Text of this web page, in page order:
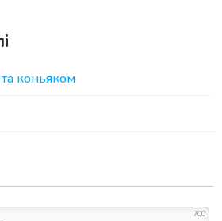
коньяком
700